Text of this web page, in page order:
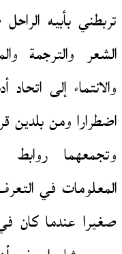
تربطني بأبيه
الشعر والترجمة
والانتماء إلى
اضطرارا ومن بلدين
وتجمعهما روابط
المعلومات في
صغيرا عندما كان